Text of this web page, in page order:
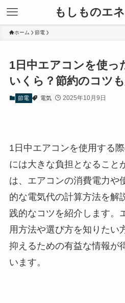
もしものエ
ホーム 節電
1日中エアコンを使っ
いくら？節約のコツ
節電 電気 2025年10月9日
1日中エアコンを使用する
には大きな負担となること
は、エアコンの消費電力や
的な電気代の計算方法を解
践的なコツを紹介します。
用方法や選び方を知りたい
抑えるための有益な情報が
います。